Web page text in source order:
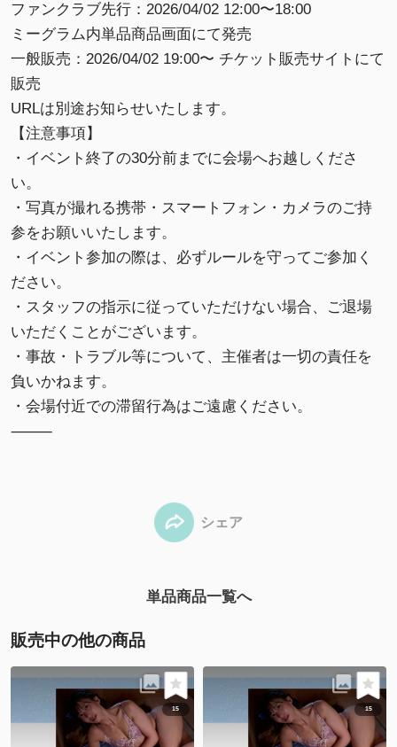
ファンクラブ先行：2026/04/02 12:00〜18:00
ミーグラム内単品商品画面にて発売
一般販売：2026/04/02 19:00〜 チケット販売サイトにて
販売
URLは別途お知らせいたします。
【注意事項】
・イベント終了の30分前までに会場へお越しくださ
い。
・写真が撮れる携帯・スマートフォン・カメラのご持
参をお願いいたします。
・イベント参加の際は、必ずルールを守ってご参加く
ださい。
・スタッフの指示に従っていただけない場合、ご退場
いただくことがございます。
・事故・トラブル等について、主催者は一切の責任を
負いかねます。
・会場付近での滞留行為はご遠慮ください。
⸻
シェア
単品商品一覧へ
販売中の他の商品
15 15